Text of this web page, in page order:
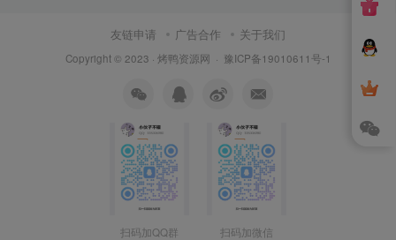
友链申请 广告合作 关于我们
Copyright © 2023 · 烤鸭资源网 · 豫ICP备19010611号-1
扫码加QQ群 扫码加微信